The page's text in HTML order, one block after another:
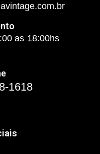
as 18:00hs
1618